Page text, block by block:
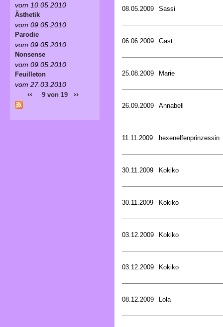
08.05.2009 Sassi
06.06.2009 Gast
25.08.2009 Marie
26.09.2009 Annabell
11.11.2009 hexenelfenprinzessin
30.11.2009 Kokiko
30.11.2009 Kokiko
03.12.2009 Kokiko
03.12.2009 Kokiko
08.12.2009 Lola
vom 10.05.2010
Ästhetik
vom 09.05.2010
Parodie
vom 09.05.2010
Nonsense
vom 09.05.2010
Feuilleton
vom 27.03.2010
‹‹ 9 von 19 ››